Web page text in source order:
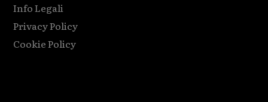
Info Legali
Privacy Policy
Cookie Policy